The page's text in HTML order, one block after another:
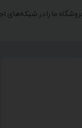
ما را در شبکه‌های